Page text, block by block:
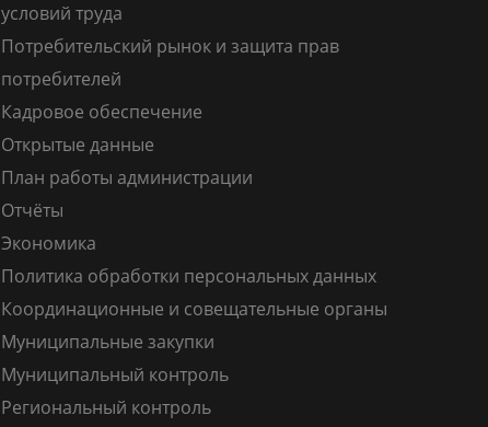
условий труда
Потребительский рынок и защита прав
потребителей
Кадровое обеспечение
Открытые данные
План работы администрации
Отчёты
Экономика
Политика обработки персональных данных
Координационные и совещательные органы
Муниципальные закупки
Муниципальный контроль
Региональный контроль